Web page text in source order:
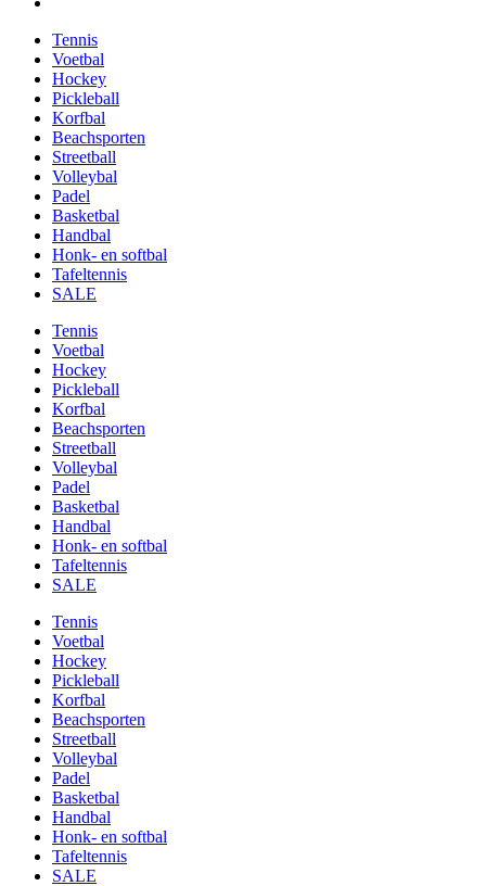
Tennis
Voetbal
Hockey
Pickleball
Korfbal
Beachsporten
Streetball
Volleybal
Padel
Basketbal
Handbal
Honk- en softbal
Tafeltennis
SALE
Tennis
Voetbal
Hockey
Pickleball
Korfbal
Beachsporten
Streetball
Volleybal
Padel
Basketbal
Handbal
Honk- en softbal
Tafeltennis
SALE
Tennis
Voetbal
Hockey
Pickleball
Korfbal
Beachsporten
Streetball
Volleybal
Padel
Basketbal
Handbal
Honk- en softbal
Tafeltennis
SALE